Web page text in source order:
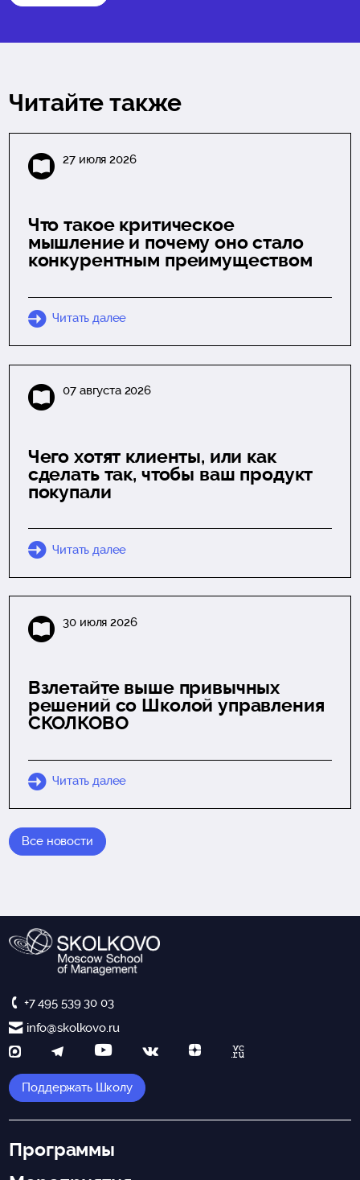
Читайте также
27 июля 2026
Что такое критическое
мышление и почему оно стало
конкурентным преимуществом
Читать далее
07 августа 2026
Чего хотят клиенты, или как
сделать так, чтобы ваш продукт
покупали
Читать далее
30 июля 2026
Взлетайте выше привычных
решений со Школой управления
СКОЛКОВО
Читать далее
Все новости
+7 495 539 30 03
info@skolkovo.ru
Поддержать Школу
Программы